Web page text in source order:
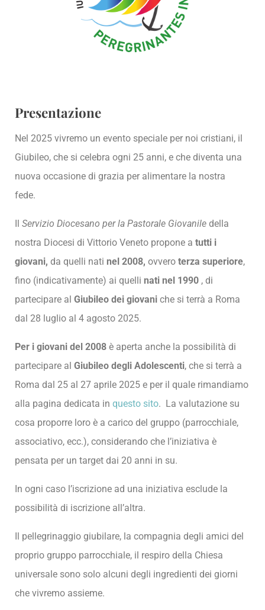
Presentazione
Nel 2025 vivremo un evento speciale per noi cristiani, il
Giubileo, che si celebra ogni 25 anni, e che diventa una
nuova occasione di grazia per alimentare la nostra
fede.
Servizio Diocesano per la Pastorale Giovanile della
nostra Diocesi di Vittorio Veneto propone a tutti i
giovani, da quelli nati nel 2008, ovvero terza superiore,
fino (indicativamente) ai quelli nati nel 1990 , di
partecipare al Giubileo dei giovani che si terrà a Roma
dal 28 luglio al 4 agosto 2025.
Per i giovani del 2008 è aperta anche la possibilità di
partecipare al Giubileo degli Adolescenti, che si terrà a
Roma dal 25 al 27 aprile 2025 e per il quale rimandiamo
alla pagina dedicata in questo sito. La valutazione su
cosa proporre loro è a carico del gruppo (parrocchiale,
associativo, ecc.), considerando che l’iniziativa è
pensata per un target dai 20 anni in su.
In ogni caso l’iscrizione ad una iniziativa esclude la
possibilità di iscrizione all’altra.
Il pellegrinaggio giubilare, la compagnia degli amici del
proprio gruppo parrocchiale, il respiro della Chiesa
universale sono solo alcuni degli ingredienti dei giorni
che vivremo assieme.